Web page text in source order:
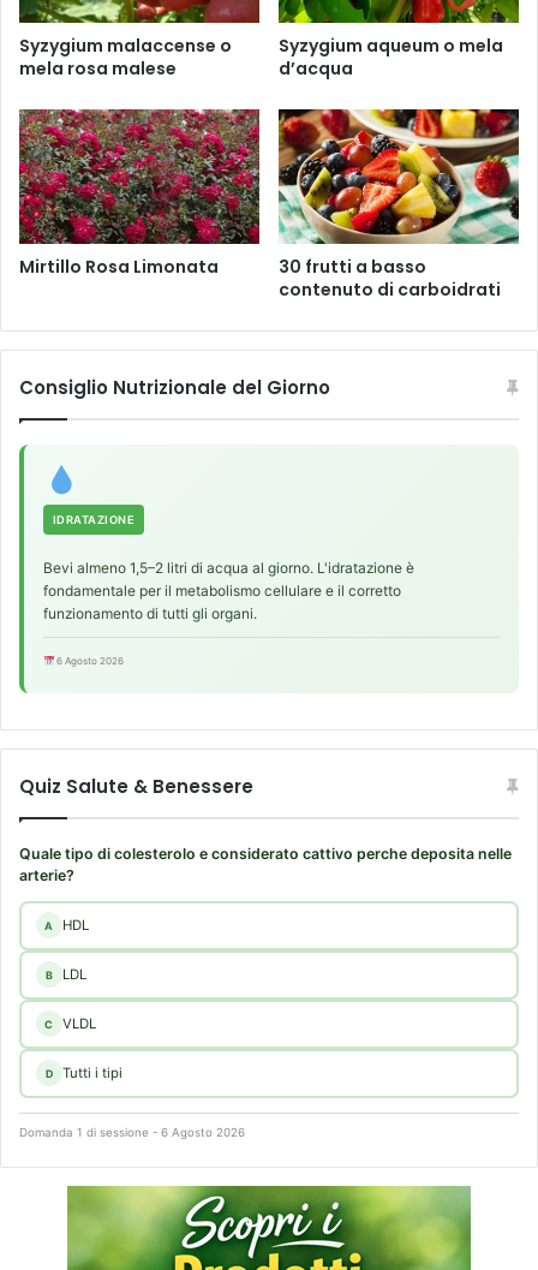
Syzygium malaccense o
mela rosa malese
Syzygium aqueum o mela
d’acqua
Mirtillo Rosa Limonata
30 frutti a basso
contenuto di carboidrati
Consiglio Nutrizionale del Giorno
IDRATAZIONE
Bevi almeno 1,5–2 litri di acqua al giorno. L'idratazione è
fondamentale per il metabolismo cellulare e il corretto
funzionamento di tutti gli organi.
6 Agosto 2026
Quiz Salute & Benessere
Quale tipo di colesterolo e considerato cattivo perche deposita nelle
arterie?
A HDL
B LDL
C VLDL
D Tutti i tipi
Domanda 1 di sessione - 6 Agosto 2026